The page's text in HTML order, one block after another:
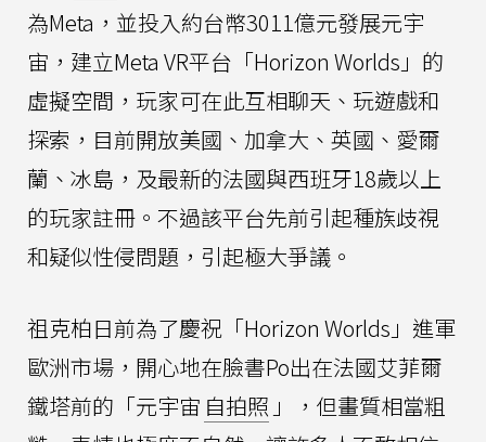
為Meta，並投入約台幣3011億元發展元宇
宙，建立Meta VR平台「Horizon Worlds」的
虛擬空間，玩家可在此互相聊天、玩遊戲和
探索，目前開放美國、加拿大、英國、愛爾
蘭、冰島，及最新的法國與西班牙18歲以上
的玩家註冊。不過該平台先前引起種族歧視
和疑似性侵問題，引起極大爭議。
祖克柏日前為了慶祝「Horizon Worlds」進軍
歐洲市場，開心地在臉書Po出在法國艾菲爾
鐵塔前的「元宇宙 自拍照 」，但畫質相當粗